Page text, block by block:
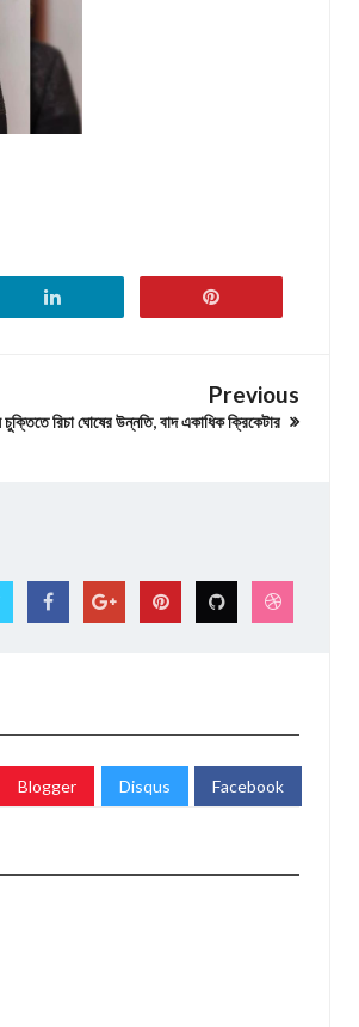
Previous
চুক্তিতে রিচা ঘোষের উন্নতি, বাদ একাধিক ক্রিকেটার
Blogger Disqus Facebook